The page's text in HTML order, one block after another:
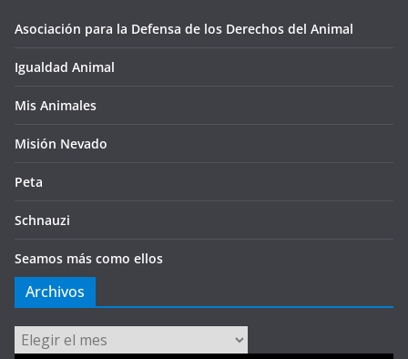
Asociación para la Defensa de los Derechos del Animal
Igualdad Animal
Mis Animales
Misión Nevado
Peta
Schnauzi
Seamos más como ellos
Archivos
Archivos